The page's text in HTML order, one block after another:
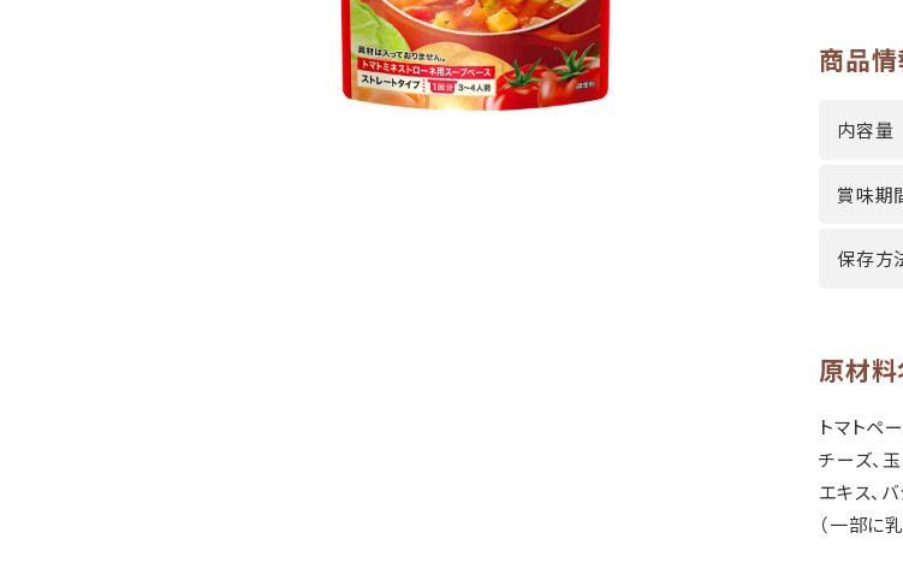
商品
内容量
賞味期
保存方
原材料
トマトペ
チーズ、
エキス、
（一部に